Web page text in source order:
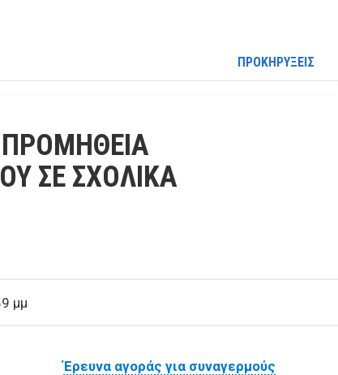
ΠΡΟΚΗΡΥΞΕΙΣ
ΣΕ ΣΧΟΛΙΚΑ
μμ
Έρευνα αγοράς για συναγερμούς